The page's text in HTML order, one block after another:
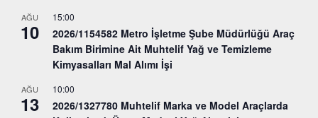
AĞU
10
15:00
2026/1154582 Metro İşletme Şube Müdürlüğü Araç
Bakım Birimine Ait Muhtelif Yağ ve Temizleme
Kimyasalları Mal Alımı İşi
AĞU
13
10:00
2026/1327780 Muhtelif Marka ve Model Araçlarda